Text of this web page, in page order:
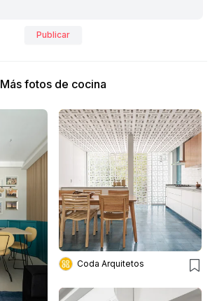
Publicar
Más fotos de cocina
Coda Arquitetos